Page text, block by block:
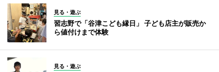
見る・遊ぶ
習志野で「谷津こども縁日」 子ども店主が販売か
ら値付けまで体験
見る・遊ぶ